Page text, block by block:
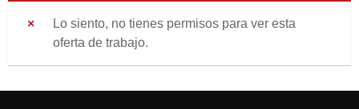
Lo siento, no tienes permisos para ver esta
oferta de trabajo.